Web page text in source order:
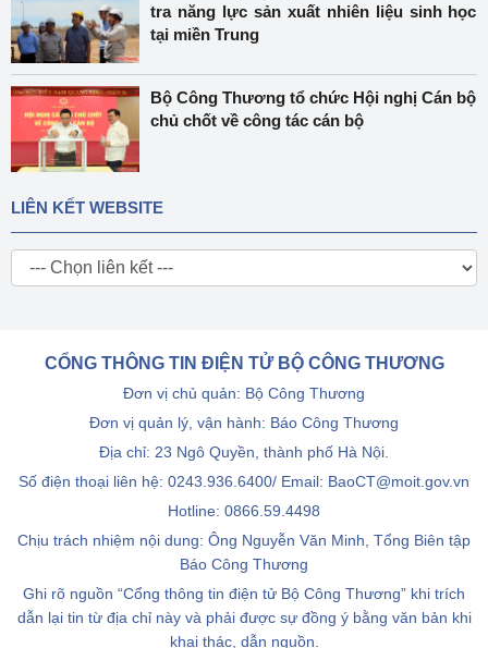
tra năng lực sản xuất nhiên liệu sinh học
tại miền Trung
Bộ Công Thương tổ chức Hội nghị Cán bộ
chủ chốt về công tác cán bộ
LIÊN KẾT WEBSITE
CỔNG THÔNG TIN ĐIỆN TỬ BỘ CÔNG THƯƠNG
Đơn vị chủ quản: Bộ Công Thương
Đơn vị quản lý, vận hành: Báo Công Thương
Địa chỉ: 23 Ngô Quyền, thành phố Hà Nội.
Số điện thoại liên hệ: 0243.936.6400/ Email: BaoCT@moit.gov.vn
Hotline: 0866.59.4498
Chịu trách nhiệm nội dung: Ông Nguyễn Văn Minh, Tổng Biên tập
Báo Công Thương
Ghi rõ nguồn “Cổng thông tin điện tử Bộ Công Thương” khi trích
dẫn lại tin từ địa chỉ này và phải được sự đồng ý bằng văn bản khi
khai thác, dẫn nguồn.